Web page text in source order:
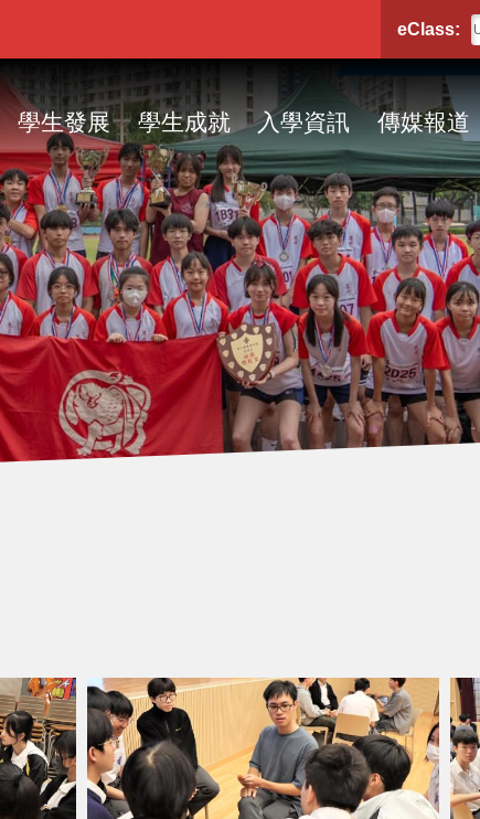
eClass:
學生發展 學生成就 入學資訊 傳媒報道